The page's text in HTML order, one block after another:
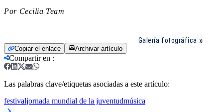
Por Cecilia Team
Galería fotográfica
Copiar el enlace Archivar artículo
Compartir en :
Las palabras clave/etiquetas asociadas a este artículo:
festivaljornada mundial de la juventudmúsica